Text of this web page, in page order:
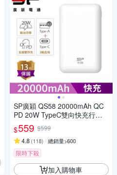
SP廣穎 QS58 20000mAh QC
PD 20W TypeC雙向快充行動
電源_具Wh標示
$559 $599
4.8 (118) 總銷量>600
限時下殺
加入購物車